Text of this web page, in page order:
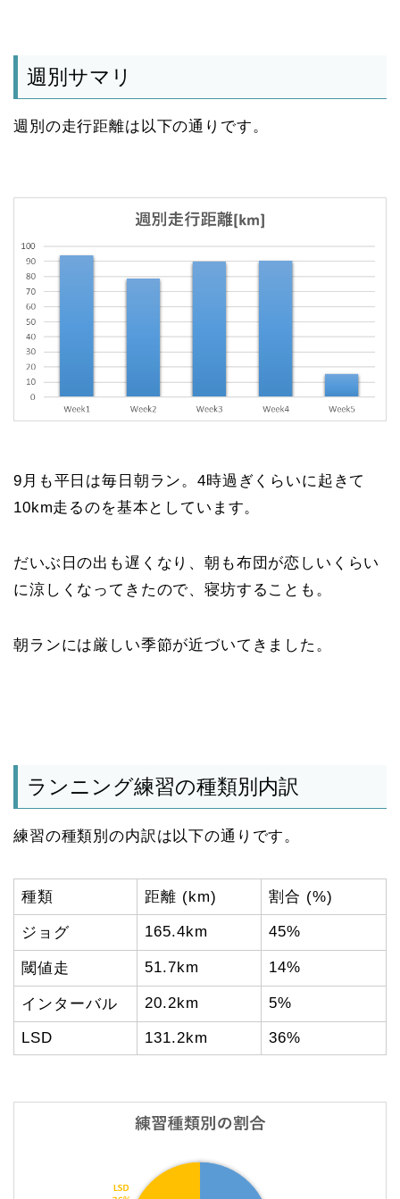
週別サマリ
週別の走行距離は以下の通りです。
9月も平日は毎日朝ラン。4時過ぎくらいに起きて
10km走るのを基本としています。
だいぶ日の出も遅くなり、朝も布団が恋しいくらい
に涼しくなってきたので、寝坊することも。
朝ランには厳しい季節が近づいてきました。
ランニング練習の種類別内訳
練習の種類別の内訳は以下の通りです。
種類 距離 (km) 割合 (%)
ジョグ 165.4km 45%
閾値走 51.7km 14%
インターバル 20.2km 5%
LSD 131.2km 36%